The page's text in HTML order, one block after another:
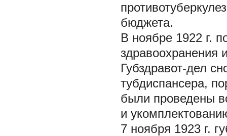
бюджета.
В ноябре 1922 г.
здравоохранения
Губздравот-дел
тубдиспансера,
были проведены
и
7 ноября 1923 г.